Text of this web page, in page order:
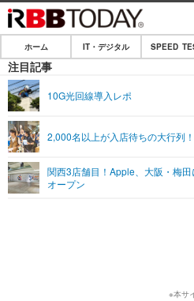
ホーム
IT・デジタル
ショッピング
SPEED TEST
エンタメ
エンタメTOP
ライフ
ホーム IT・デジタル SPEED
注目記事
10G光回線導入レポ
2,000名以上が入店待ちの大行列
関西3店舗目！Apple、大阪・梅
オープン